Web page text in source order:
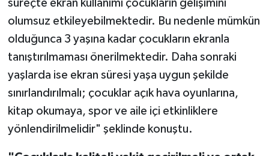
süreçte ekran kullanımı çocukların gelişimini
olumsuz etkileyebilmektedir. Bu nedenle mümkün
olduğunca 3 yaşına kadar çocukların ekranla
tanıştırılmaması önerilmektedir. Daha sonraki
yaşlarda ise ekran süresi yaşa uygun şekilde
sınırlandırılmalı; çocuklar açık hava oyunlarına,
kitap okumaya, spor ve aile içi etkinliklere
yönlendirilmelidir" şeklinde konuştu.